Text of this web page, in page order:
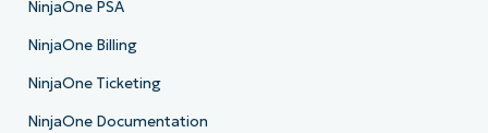
NinjaOne PSA
NinjaOne Billing
NinjaOne Ticketing
NinjaOne Documentation